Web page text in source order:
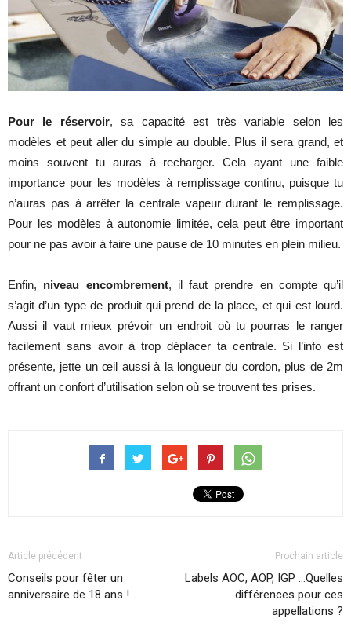
Pour le réservoir, sa capacité est très variable selon les
modèles et peut aller du simple au double. Plus il sera grand, et
moins souvent tu auras à recharger. Cela ayant une faible
importance pour les modèles à remplissage continu, puisque tu
n’auras pas à arrêter la centrale vapeur durant le remplissage.
Pour les modèles à autonomie limitée, cela peut être important
pour ne pas avoir à faire une pause de 10 minutes en plein milieu.
Enfin, niveau encombrement, il faut prendre en compte qu’il
s’agit d’un type de produit qui prend de la place, et qui est lourd.
Aussi il vaut mieux prévoir un endroit où tu pourras le ranger
facilement sans avoir à trop déplacer ta centrale. Si l’info est
présente, jette un œil aussi à la longueur du cordon, plus de 2m
offrant un confort d’utilisation selon où se trouvent tes prises.
Article précédent
Conseils pour fêter un
anniversaire de 18 ans !
Prochain article
Labels AOC, AOP, IGP …Quelles
différences pour ces
appellations ?